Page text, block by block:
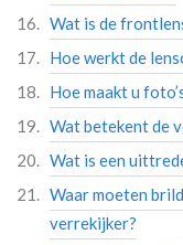
Wat is de
Hoe werkt de
Hoe maakt u
Wat betekent de
Wat is een
Waar moeten
verrekijker?